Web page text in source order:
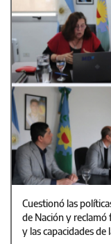
Cuestionó las
de Nación y reclamó
y las capacidades